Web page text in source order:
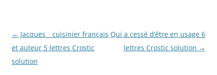
Navigation
des
articles
← Jacques _ cuisinier français
et auteur 5 lettres Crostic
solution
Qui a cessé d’être en usage 6
lettres Crostic solution →